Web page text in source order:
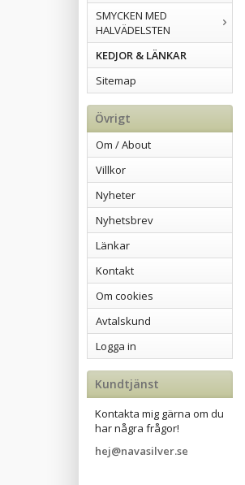
SMYCKEN MED
HALVÄDELSTEN
KEDJOR & LÄNKAR
Sitemap
Övrigt
Om / About
Villkor
Nyheter
Nyhetsbrev
Länkar
Kontakt
Om cookies
Avtalskund
Logga in
Kundtjänst
Kontakta mig gärna om du
har några frågor!
hej@navasilver.se